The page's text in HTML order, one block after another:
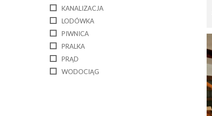
KANALIZACJA
LODÓWKA
PIWNICA
PRALKA
PRĄD
WODOCIĄG